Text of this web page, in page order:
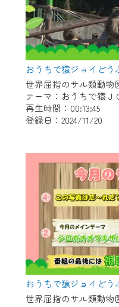
テーマ：おうちで猿Ｊ
再生時間：00:13:45
登録日：2024/11/20